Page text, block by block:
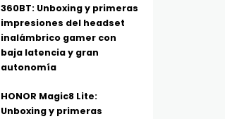
360BT: Unboxing y primeras
impresiones del headset
inalámbrico gamer con
baja latencia y gran
autonomía
HONOR Magic8 Lite:
Unboxing y primeras